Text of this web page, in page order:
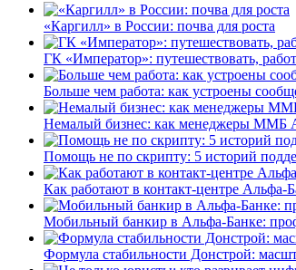
«Каргилл» в России: почва для роста
ГК «Император»: путешествовать,
Больше чем работа: как устроены
Немалый бизнес: как менеджеры ММБ
Помощь не по скрипту: 5 историй
Как работают в контакт-центре
Мобильный банкир в Альфа-Банке:
Формула стабильности Донстрой: